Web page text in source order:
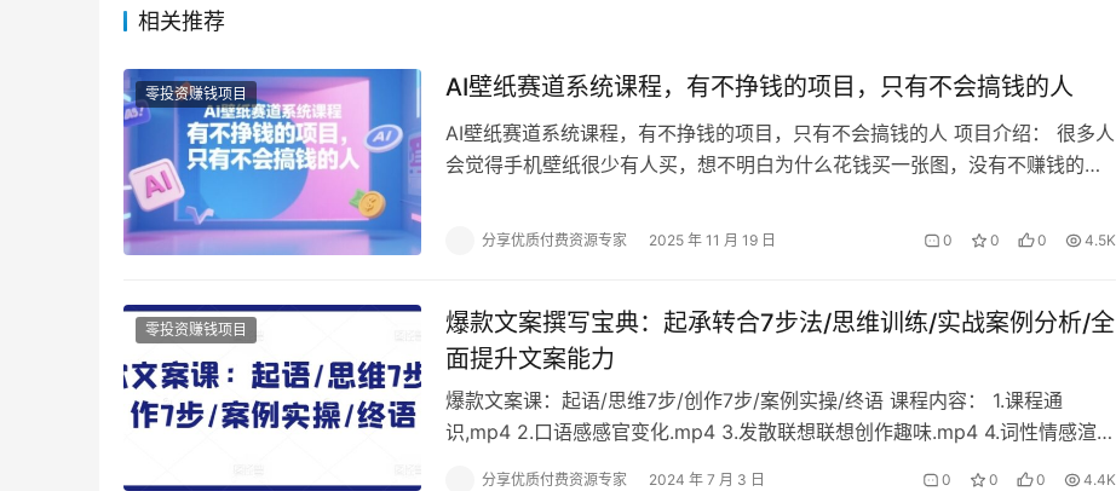
相关推荐
零投资赚钱项目 AI壁纸赛道系统课程，有不挣钱的项目，只有不会搞钱的人
AI壁纸赛道系统课程，有不挣钱的项目，只有不会搞钱的人 项目介绍： 很多人
会觉得手机壁纸很少有人买，想不明白为什么花钱买一张图，没有不赚钱的项
分享优质付费资源专家 2025 年 11 月 19 日 0 0 0 4.5K
零投资赚钱项目
爆款文案撰写宝典：起承转合7步法/思维训练/实战案例分析/全
面提升文案能力
爆款文案课：起语/思维7步/创作7步/案例实操/终语 课程内容： 1.课程通
识,mp4 2.口语感感官变化.mp4 3.发散联想联想创作趣味.mp4 4.词性情感渲染
分享优质付费资源专家 2024 年 7 月 3 日 0 0 0 4.4K